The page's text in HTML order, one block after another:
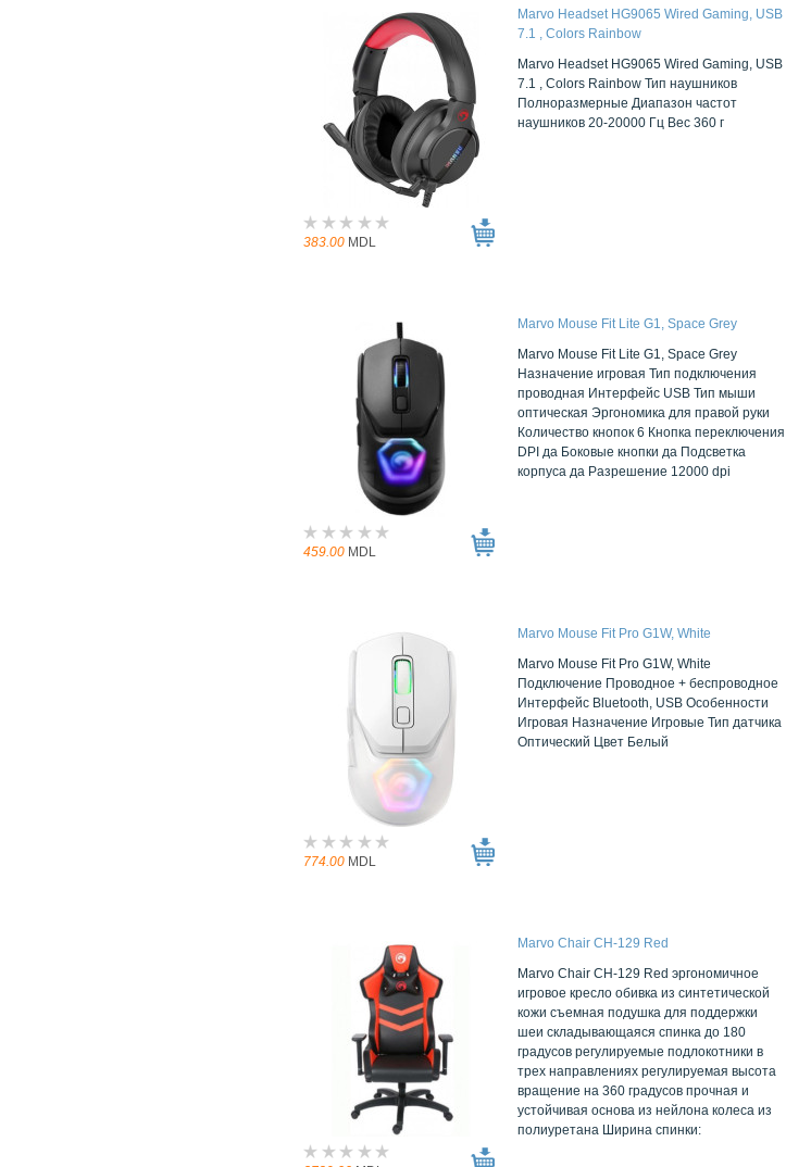
383.00 MDL
Marvo Headset HG9065 Wired Gaming, USB
7.1 , Colors Rainbow
Marvo Headset HG9065 Wired Gaming, USB
7.1 , Colors Rainbow Тип наушников
Полноразмерные Диапазон частот
наушников 20-20000 Гц Вес 360 г
459.00 MDL
Marvo Mouse Fit Lite G1, Space Grey
Marvo Mouse Fit Lite G1, Space Grey
Назначение игровая Тип подключения
проводная Интерфейс USB Тип мыши
оптическая Эргономика для правой руки
Количество кнопок 6 Кнопка переключения
DPI да Боковые кнопки да Подсветка
корпуса да Разрешение 12000 dpi
774.00 MDL
Marvo Mouse Fit Pro G1W, White
Marvo Mouse Fit Pro G1W, White
Подключение Проводное + беспроводное
Интерфейс Bluetooth, USB Особенности
Игровая Назначение Игровые Тип датчика
Оптический Цвет Белый
Marvo Chair CH-129 Red
Marvo Chair CH-129 Red эргономичное
игровое кресло обивка из синтетической
кожи съемная подушка для поддержки
шеи складывающаяся спинка до 180
градусов регулируемые подлокотники в
трех направлениях регулируемая высота
вращение на 360 градусов прочная и
устойчивая основа из нейлона колеса из
полиуретана Ширина спинки: